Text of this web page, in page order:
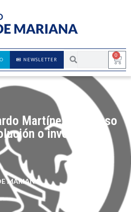
0
NEWSLETTER
Martínez – El caso
o involución?
MARIANA